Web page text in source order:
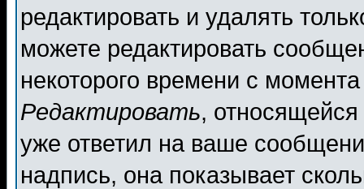
редактировать и удалять
можете редактировать
некоторого времени с
Редактировать,
уже ответил на ваше
надпись, она показывает